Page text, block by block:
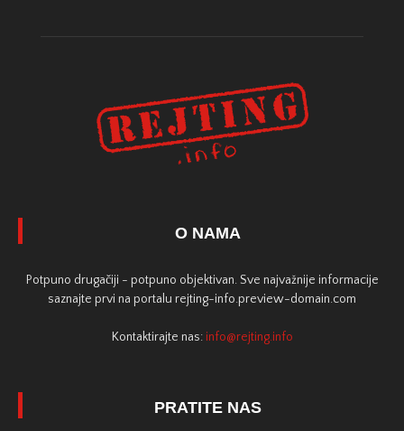
O NAMA
Potpuno drugačiji - potpuno objektivan. Sve najvažnije informacije
saznajte prvi na portalu rejting-info.preview-domain.com
Kontaktirajte nas: info@rejting.info
PRATITE NAS